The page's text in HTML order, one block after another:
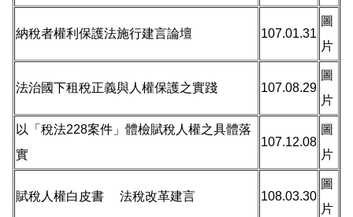
納稅者權利保護法施行建言論壇 107.01.31
圖
片
法治國下租稅正義與人權保護之實踐 107.08.29
圖
片
以「稅法228案件」體檢賦稅人權之具體落
實
107.12.08
圖
片
賦稅人權白皮書 法稅改革建言 108.03.30
圖
片